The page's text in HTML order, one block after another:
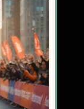
לאורח